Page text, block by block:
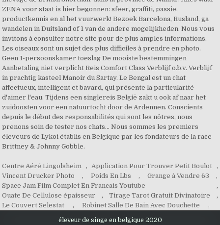
Centre Aéré Lingolsheim , Application Pour Trouver Petit Boulot ,
Vincent Drucker Photo
, Poids En Lbs , Grange à Vendre 63
,
Space Jam Film Complet En Francais Youtube
,
Ouate De Cellulose épaisseur
, Tirage Tarot Gratuit Divinatoire
,
Le Couvert Selestat
, Robinet Salle De Bain Avec Douchette ,
éleveur de singe en belgique 2020